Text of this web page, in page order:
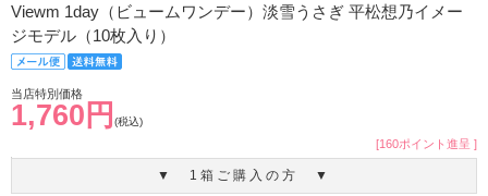
Viewm 1day（ビュームワンデー）淡雪うさぎ 平松想乃イメー
ジモデル（10枚入り）
当店特別価格
1,760円 (税込)
[160ポイント進呈 ]
▼ 1箱ご購入の方 ▼